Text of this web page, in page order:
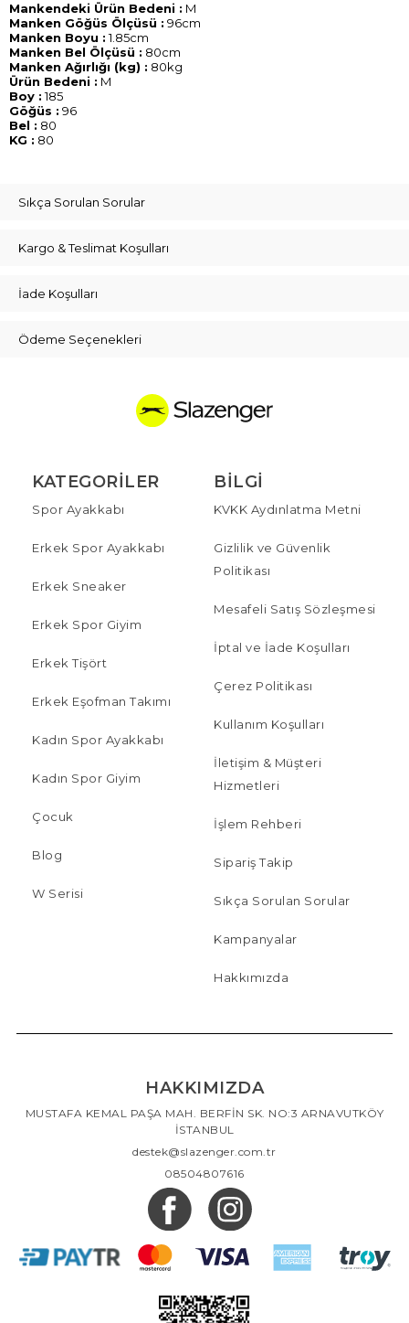
Mankendeki Ürün Bedeni : M
Manken Göğüs Ölçüsü : 96cm
Manken Boyu :1.85cm
Manken Bel Ölçüsü : 80cm
Manken Ağırlığı (kg) : 80kg
Ürün Bedeni : M
Boy :185
Göğüs : 96
Bel : 80
KG : 80
Sıkça Sorulan Sorular
Kargo & Teslimat Koşulları
İade Koşulları
Ödeme Seçenekleri
KATEGORILER
Spor Ayakkabı
Erkek Spor Ayakkabı
Erkek Sneaker
Erkek Spor Giyim
Erkek Tişört
Erkek Eşofman Takımı
Kadın Spor Ayakkabı
Kadın Spor Giyim
Çocuk
Blog
W Serisi
BILGI
KVKK Aydınlatma Metni
Gizlilik ve Güvenlik
Politikası
Mesafeli Satış Sözleşmesi
İptal ve İade Koşulları
Çerez Politikası
Kullanım Koşulları
İletişim & Müşteri
Hizmetleri
İşlem Rehberi
Sipariş Takip
Sıkça Sorulan Sorular
Kampanyalar
Hakkımızda
HAKKIMIZDA
MUSTAFA KEMAL PAŞA MAH. BERFİN SK. NO:3 ARNAVUTKÖY
İSTANBUL
destek@slazenger.com.tr
08504807616